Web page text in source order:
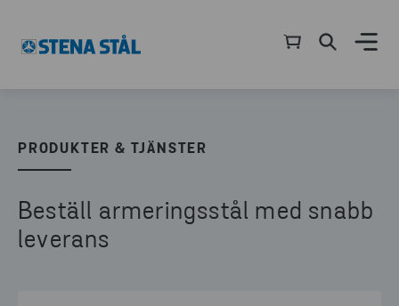
PRODUKTER & TJÄNSTER
Beställ armeringsstål med snabb
leverans